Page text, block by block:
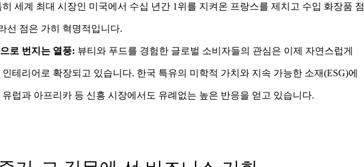
세계 최대 시장인 미국에서 수십 년간 1위를 지켜온 프랑스를 제치고 수입 화장품 점
선 점은 가히 혁명적입니다.
로 번지는 열풍: 뷰티와 푸드를 경험한 글로벌 소비자들의 관심은 이제 자연스럽게
테리어로 확장되고 있습니다. 한국 특유의 미학적 가치와 지속 가능한 소재(ESG)에
럽과 아프리카 등 신흥 시장에서도 유례없는 높은 반응을 얻고 있습니다.